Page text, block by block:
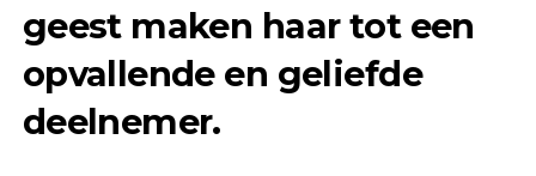
geest maken haar tot een
opvallende en geliefde
deelnemer.